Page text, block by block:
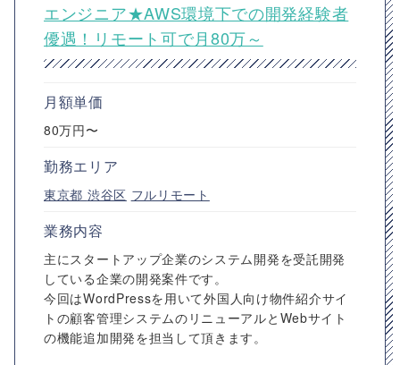
エンジニア★AWS環境下での開発経験者
優遇！リモート可で月80万～
月額単価
80万円〜
勤務エリア
東京都 渋谷区 フルリモート
業務内容
主にスタートアップ企業のシステム開発を受託開発
している企業の開発案件です。
今回はWordPressを用いて外国人向け物件紹介サイ
トの顧客管理システムのリニューアルとWebサイト
の機能追加開発を担当して頂きます。